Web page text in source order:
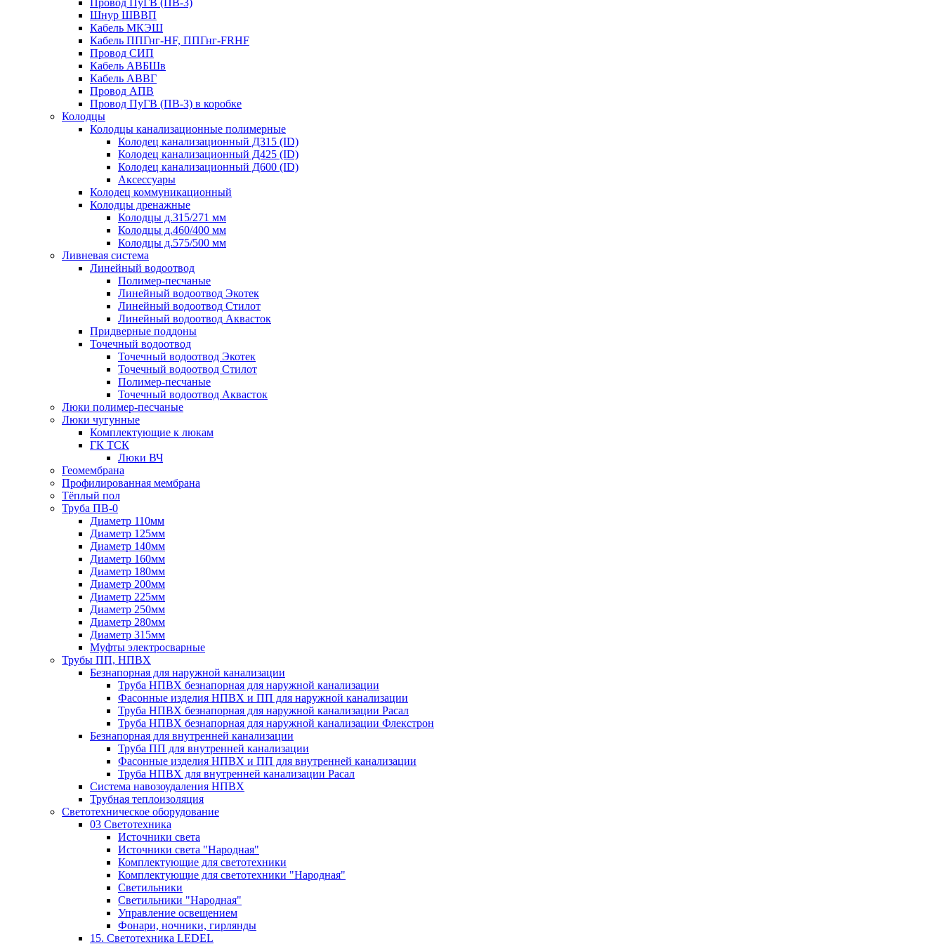
Шнур ШВВП
Кабель МКЭШ
Кабель ППГнг-HF, ППГнг-FRHF
Провод СИП
Кабель АВБШв
Кабель АВВГ
Провод АПВ
Провод ПуГВ (ПВ-3) в коробке
Колодцы
Колодцы канализационные полимерные
Колодец канализационный Д315 (ID)
Колодец канализационный Д425 (ID)
Колодец канализационный Д600 (ID)
Аксессуары
Колодец коммуникационный
Колодцы дренажные
Колодцы д.315/271 мм
Колодцы д.460/400 мм
Колодцы д.575/500 мм
Ливневая система
Линейный водоотвод
Полимер-песчаные
Линейный водоотвод Экотек
Линейный водоотвод Стилот
Линейный водоотвод Аквасток
Придверные поддоны
Точечный водоотвод
Точечный водоотвод Экотек
Точечный водоотвод Стилот
Полимер-песчаные
Точечный водоотвод Аквасток
Люки полимер-песчаные
Люки чугунные
Комплектующие к люкам
ГК ТСК
Люки ВЧ
Геомембрана
Профилированная мембрана
Тёплый пол
Труба ПВ-0
Диаметр 110мм
Диаметр 125мм
Диаметр 140мм
Диаметр 160мм
Диаметр 180мм
Диаметр 200мм
Диаметр 225мм
Диаметр 250мм
Диаметр 280мм
Диаметр 315мм
Муфты электросварные
Трубы ПП, НПВХ
Безнапорная для наружной канализации
Труба НПВХ безнапорная для наружной канализации
Фасонные изделия НПВХ и ПП для наружной канализации
Труба НПВХ безнапорная для наружной канализации Расал
Труба НПВХ безнапорная для наружной канализации Флекстрон
Безнапорная для внутренней канализации
Труба ПП для внутренней канализации
Фасонные изделия НПВХ и ПП для внутренней канализации
Труба НПВХ для внутренней канализации Расал
Система навозоудаления НПВХ
Трубная теплоизоляция
Светотехническое оборудование
03 Светотехника
Источники света
Источники света "Народная"
Комплектующие для светотехники
Комплектующие для светотехники "Народная"
Светильники
Светильники "Народная"
Управление освещением
Фонари, ночники, гирлянды
15. Светотехника LEDEL